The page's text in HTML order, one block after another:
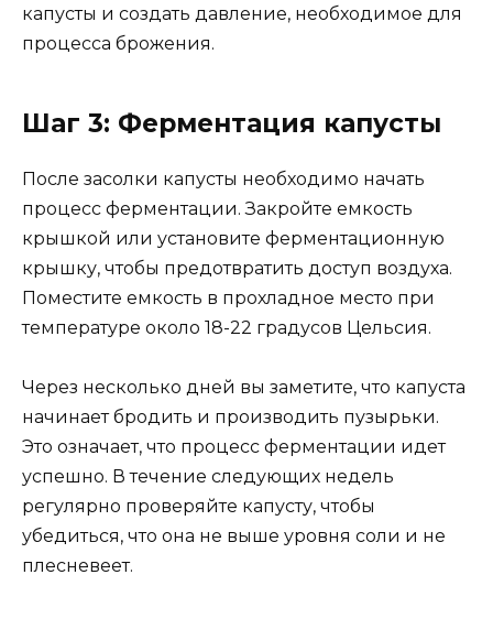
капусты и создать давление, необходимое для
процесса брожения.
Шаг 3: Ферментация капусты
После засолки капусты необходимо начать
процесс ферментации. Закройте емкость
крышкой или установите ферментационную
крышку, чтобы предотвратить доступ воздуха.
Поместите емкость в прохладное место при
температуре около 18-22 градусов Цельсия.
Через несколько дней вы заметите, что капуста
начинает бродить и производить пузырьки.
Это означает, что процесс ферментации идет
успешно. В течение следующих недель
регулярно проверяйте капусту, чтобы
убедиться, что она не выше уровня соли и не
плесневеет.